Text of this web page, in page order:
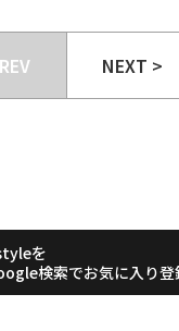
NEXT >
を
検索でお気に入り登